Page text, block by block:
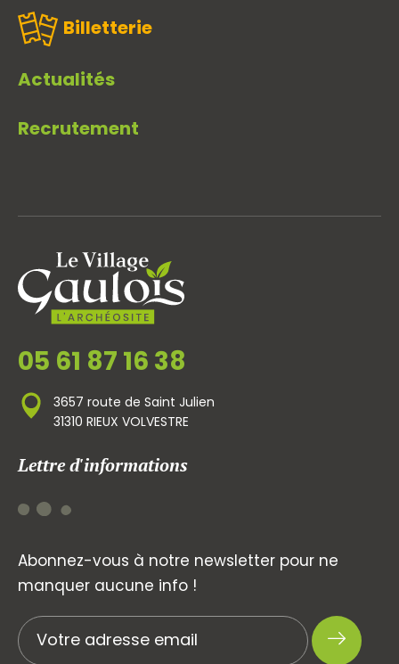
Billetterie
Actualités
Recrutement
05 61 87 16 38
3657 route de Saint Julien
31310 RIEUX VOLVESTRE
Lettre d'informations
Abonnez-vous à notre newsletter pour ne
manquer aucune info !